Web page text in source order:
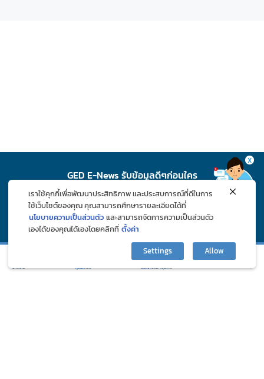
GED E-News รับข้อมูลดีๆก่อนใคร
บทความ ภูมิแพ้คลับ
X
เราใช้คุกกี้เพื่อพัฒนาประสิทธิภาพ และประสบการณ์ที่ดีในการ
ใช้เว็บไซต์ของคุณ คุณสามารถศึกษารายละเอียดได้ที่
นโยบายความเป็นส่วนตัว และสามารถจัดการความเป็นส่วนตัว
เองได้ของคุณได้เองโดยคลิกที่ ตั้งค่า
Settings
Allow